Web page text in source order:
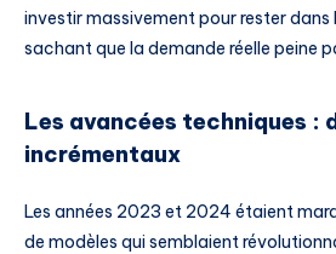
investir massivement pour rester
sachant que la demande réelle peine
Les avancées techniques :
incrémentaux
Les années 2023 et 2024 étaient
de modèles qui semblaient